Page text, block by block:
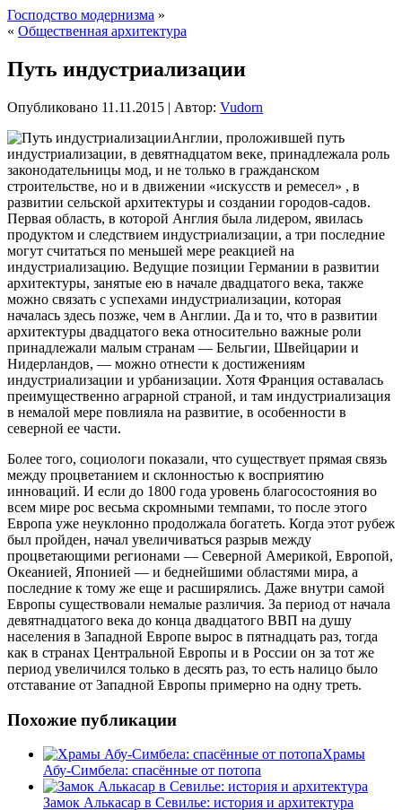
Господство модернизма »
« Общественная архитектура
Путь индустриализации
Опубликовано 11.11.2015 | Автор: Vudorn
Англии, проложившей путь
индустриализации, в девятнадцатом веке, принадлежала роль
законодательницы мод, и не только в гражданском
строительстве, но и в движении «искусств и ремесел» , в
развитии сельской архитектуры и создании городов-садов.
Первая область, в которой Англия была лидером, явилась
продуктом и следствием индустриализации, а три последние
могут считаться по меньшей мере реакцией на
индустриализацию. Ведущие позиции Германии в развитии
архитектуры, занятые ею в начале двадцатого века, также
можно связать с успехами индустриализации, которая
началась здесь позже, чем в Англии. Да и то, что в развитии
архитектуры двадцатого века относительно важные роли
принадлежали малым странам — Бельгии, Швейцарии и
Нидерландов, — можно отнести к достижениям
индустриализации и урбанизации. Хотя Франция оставалась
преимущественно аграрной страной, и там индустриализация
в немалой мере повлияла на развитие, в особенности в
северной ее части.
Более того, социологи показали, что существует прямая связь
между процветанием и склонностью к восприятию
инноваций. И если до 1800 года уровень благосостояния во
всем мире рос весьма скромными темпами, то после этого
Европа уже неуклонно продолжала богатеть. Когда этот рубеж
был пройден, начал увеличиваться разрыв между
процветающими регионами — Северной Америкой, Европой,
Океанией, Японией — и беднейшими областями мира, а
последние к тому же еще и расширялись. Даже внутри самой
Европы существовали немалые различия. За период от начала
девятнадцатого века до конца двадцатого ВВП на душу
населения в Западной Европе вырос в пятнадцать раз, тогда
как в странах Центральной Европы и в России он за тот же
период увеличился только в десять раз, то есть налицо было
отставание от Западной Европы примерно на одну треть.
Похожие публикации
Храмы
Абу-Симбела: спасённые от потопа
Замок Алькасар в Севилье: история и архитектура